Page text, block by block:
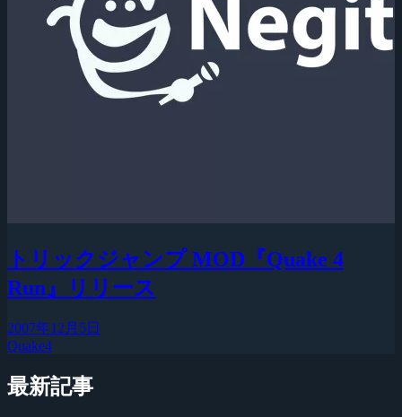
トリックジャンプ MOD『Quake 4
Run』リリース
2007年12月5日
Quake4
最新記事